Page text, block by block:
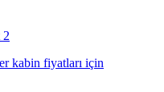
kabin fiyatları için